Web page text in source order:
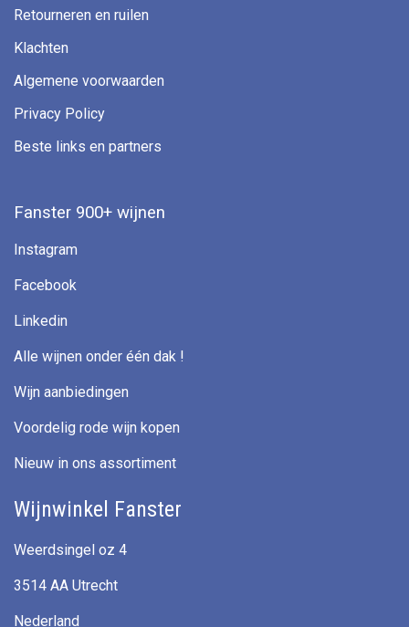
Retourneren en ruilen
Klachten
Algemene voorwaarden
Privacy Policy
Beste links en partners
Fanster 900+ wijnen
Instagram
Facebook
Linkedin
Alle wijnen onder één dak !
Wijn aanbiedingen
Voordelig rode wijn kopen
Nieuw in ons assortiment
Wijnwinkel Fanster
Weerdsingel oz 4
3514 AA Utrecht
Nederland